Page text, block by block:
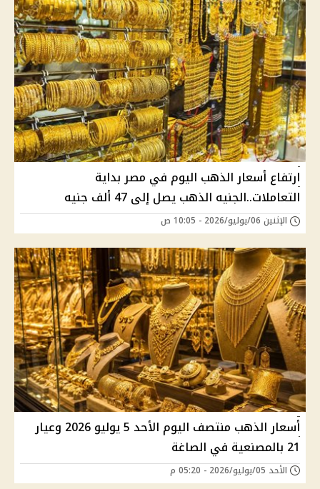
ارتفاع أسعار الذهب اليوم في مصر بداية
التعاملات..الجنيه الذهب يصل إلى 47 ألف جنيه
الإثنين 06/يوليو/2026 - 10:05 ص
أسعار الذهب منتصف اليوم الأحد 5 يوليو 2026 وعيار
21 بالمصنعية في الصاغة
الأحد 05/يوليو/2026 - 05:20 م